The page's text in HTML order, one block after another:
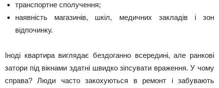
транспортне сполучення;
наявність магазинів, шкіл, медичних закладів і зон
відпочинку.
Іноді квартира виглядає бездоганно всередині, але ранкові
затори під вікнами здатні швидко зіпсувати враження. У чому
справа? Люди часто закохуються в ремонт і забувають